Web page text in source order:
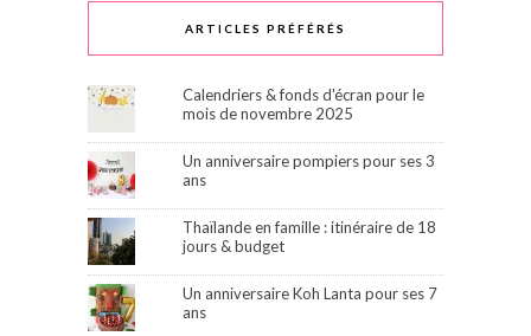
ARTICLES PRÉFÉRÉS
Calendriers & fonds d'écran pour le
mois de novembre 2025
Un anniversaire pompiers pour ses 3
ans
Thaïlande en famille : itinéraire de 18
jours & budget
Un anniversaire Koh Lanta pour ses 7
ans